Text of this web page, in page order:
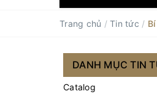
Trang chủ / Tin tức /
DANH MỤC TIN
Catalog